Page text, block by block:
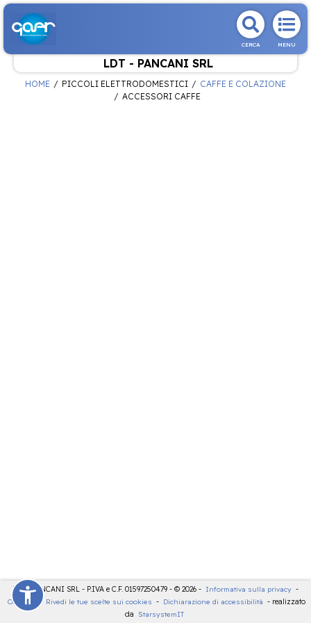
CERCA MENU
LDT - PANCANI SRL
HOME PICCOLI ELETTRODOMESTICI
CAFFE E COLAZIONE
ACCESSORI CAFFE
LDT - PANCANI SRL - P.IVA e C.F. 01597250479 - © 2026 - Informativa sulla privacy -
Cookies
- Rivedi le tue scelte sui cookies - Dichiarazione di accessibilità - realizzato
da
StarsystemIT